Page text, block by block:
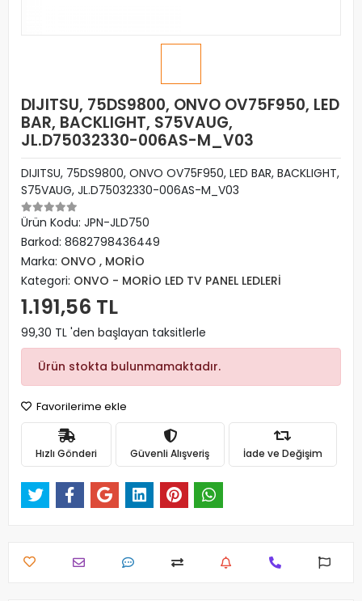
DIJITSU, 75DS9800, ONVO OV75F950, LED
BAR, BACKLIGHT, S75VAUG,
JL.D75032330-006AS-M_V03
DIJITSU, 75DS9800, ONVO OV75F950, LED BAR, BACKLIGHT,
S75VAUG, JL.D75032330-006AS-M_V03
Ürün Kodu: JPN-JLD750
Barkod: 8682798436449
Marka: ONVO , MORİO
Kategori: ONVO - MORİO LED TV PANEL LEDLERİ
1.191,56 TL
99,30 TL 'den başlayan taksitlerle
Ürün stokta bulunmamaktadır.
Favorilerime ekle
Hızlı Gönderi Güvenli Alışveriş İade ve Değişim